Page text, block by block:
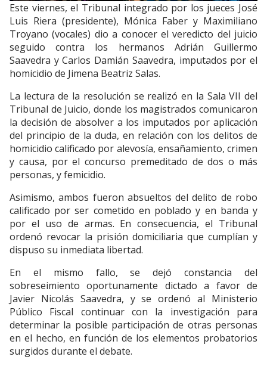
Este viernes, el Tribunal integrado por los jueces José
Luis Riera (presidente), Mónica Faber y Maximiliano
Troyano (vocales) dio a conocer el veredicto del juicio
seguido contra los hermanos Adrián Guillermo
Saavedra y Carlos Damián Saavedra, imputados por el
homicidio de Jimena Beatriz Salas.
La lectura de la resolución se realizó en la Sala VII del
Tribunal de Juicio, donde los magistrados comunicaron
la decisión de absolver a los imputados por aplicación
del principio de la duda, en relación con los delitos de
homicidio calificado por alevosía, ensañamiento, crimen
y causa, por el concurso premeditado de dos o más
personas, y femicidio.
Asimismo, ambos fueron absueltos del delito de robo
calificado por ser cometido en poblado y en banda y
por el uso de armas. En consecuencia, el Tribunal
ordenó revocar la prisión domiciliaria que cumplían y
dispuso su inmediata libertad.
En el mismo fallo, se dejó constancia del
sobreseimiento oportunamente dictado a favor de
Javier Nicolás Saavedra, y se ordenó al Ministerio
Público Fiscal continuar con la investigación para
determinar la posible participación de otras personas
en el hecho, en función de los elementos probatorios
surgidos durante el debate.